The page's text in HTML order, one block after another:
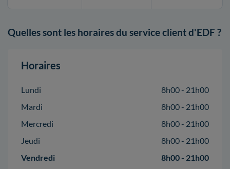
Quelles sont les horaires du service client d'EDF ?
Horaires
Lundi
8h00 - 21h00
Mardi
8h00 - 21h00
Mercredi
8h00 - 21h00
Jeudi
8h00 - 21h00
Vendredi
8h00 - 21h00